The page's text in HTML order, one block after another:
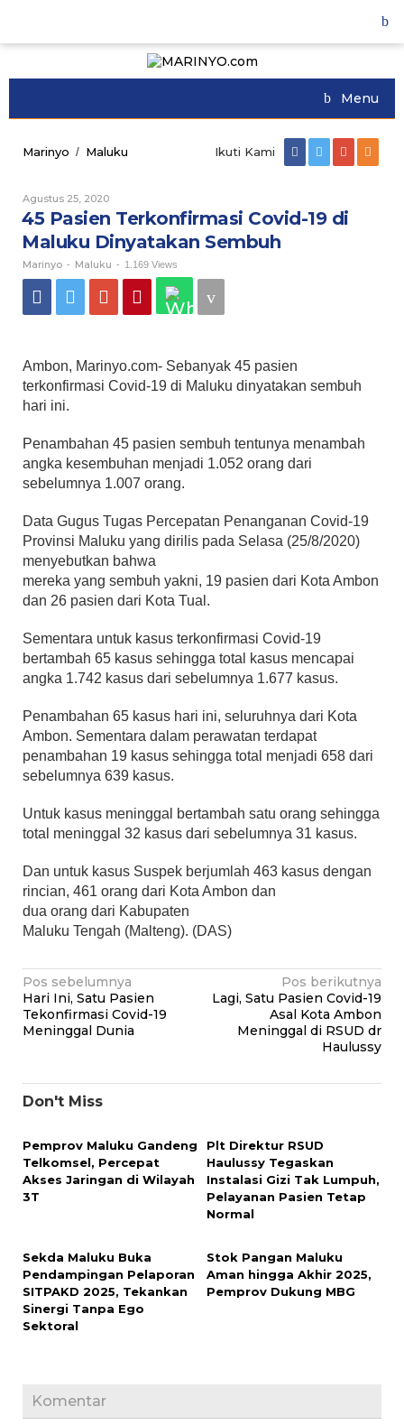
content
Menu
Marinyo / Maluku
19
Maluku
Dinyatakan
Sembuh
Ikuti Kami
Agustus 25, 2020
Marinyo
45 Pasien Terkonfirmasi Covid-19 di
Maluku Dinyatakan Sembuh
Marinyo - Maluku - 1.169 Views
Ambon, Marinyo.com- Sebanyak 45 pasien
terkonfirmasi Covid-19 di Maluku dinyatakan sembuh
hari ini.
Penambahan 45 pasien sembuh tentunya menambah
angka kesembuhan menjadi 1.052 orang dari
sebelumnya 1.007 orang.
Data Gugus Tugas Percepatan Penanganan Covid-19
Provinsi Maluku yang dirilis pada Selasa (25/8/2020)
menyebutkan bahwa
mereka yang sembuh yakni, 19 pasien dari Kota Ambon
dan 26 pasien dari Kota Tual.
Sementara untuk kasus terkonfirmasi Covid-19
bertambah 65 kasus sehingga total kasus mencapai
angka 1.742 kasus dari sebelumnya 1.677 kasus.
Penambahan 65 kasus hari ini, seluruhnya dari Kota
Ambon. Sementara dalam perawatan terdapat
penambahan 19 kasus sehingga total menjadi 658 dari
sebelumnya 639 kasus.
Untuk kasus meninggal bertambah satu orang sehingga
total meninggal 32 kasus dari sebelumnya 31 kasus.
Dan untuk kasus Suspek berjumlah 463 kasus dengan
rincian, 461 orang dari Kota Ambon dan
dua orang dari Kabupaten
Maluku Tengah (Malteng). (DAS)
Navigasi
pos
Pos sebelumnya
Hari Ini, Satu Pasien
Tekonfirmasi Covid-19
Meninggal Dunia
Pos berikutnya
Lagi, Satu Pasien Covid-19
Asal Kota Ambon
Meninggal di RSUD dr
Haulussy
Don't Miss
Pemprov Maluku Gandeng
Telkomsel, Percepat
Akses Jaringan di Wilayah
3T
Plt Direktur RSUD
Haulussy Tegaskan
Instalasi Gizi Tak Lumpuh,
Pelayanan Pasien Tetap
Normal
Sekda Maluku Buka
Pendampingan Pelaporan
SITPAKD 2025, Tekankan
Sinergi Tanpa Ego
Sektoral
Stok Pangan Maluku
Aman hingga Akhir 2025,
Pemprov Dukung MBG
Komentar